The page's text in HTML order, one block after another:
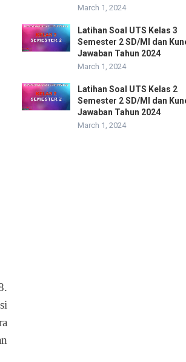
March 1, 2024
Latihan Soal UTS Kelas 3
Semester 2 SD/MI dan
Jawaban Tahun 2024
March 1, 2024
Latihan Soal UTS Kelas 2
Semester 2 SD/MI dan
Jawaban Tahun 2024
March 1, 2024